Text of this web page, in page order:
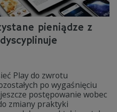
pieniądze z
Play do zwrotu
po wygaśnięciu
postępowanie wobec
zmiany praktyki